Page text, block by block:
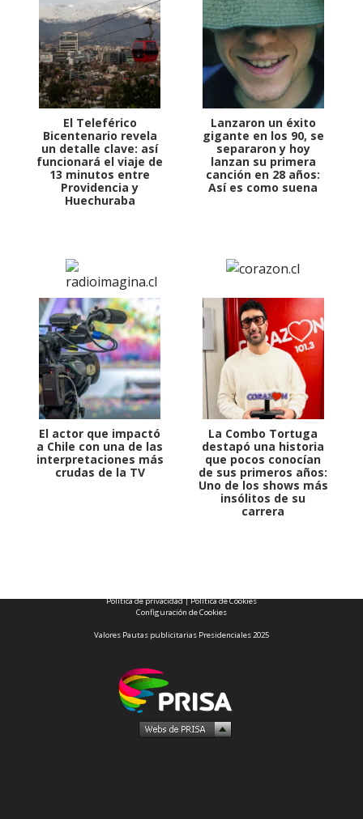
El Teleférico
Bicentenario revela
un detalle clave: así
funcionará el viaje de
13 minutos entre
Providencia y
Huechuraba
Lanzaron un éxito
gigante en los 90, se
separaron y hoy
lanzan su primera
canción en 28 años:
Así es como suena
El actor que impactó
a Chile con una de las
interpretaciones más
crudas de la TV
La Combo Tortuga
destapó una historia
que pocos conocían
de sus primeros años:
Uno de los shows más
insólitos de su
carrera
Política de privacidad|Política de Cookies
Configuración de Cookies
Valores Pautas publicitarias Presidenciales 2025